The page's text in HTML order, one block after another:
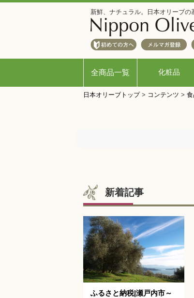
新鮮、ナチュラル。日本オリーブ
全商品一覧 化粧品
日本オリーブトップ> コンテンツ > 食
新着記事
ふるさと納税|瀬戸内市～